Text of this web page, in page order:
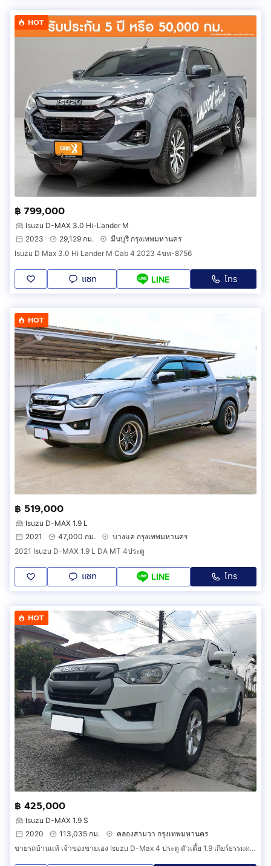
HOT
฿ 799,000
Isuzu D-MAX 3.0 Hi-Lander M
2023
29,129 กม.
มีนบุรี กรุงเทพมหานคร
Isuzu D Max 3.0 Hi Lander M Cab 4 2023 4ขห-8756
แชท LINE โทร
HOT
฿ 519,000
Isuzu D-MAX 1.9 L
2021
47,000 กม.
บางแค กรุงเทพมหานคร
2021 Isuzu D-MAX 1.9 L DA MT 4ประตู
แชท LINE โทร
HOT
฿ 425,000
Isuzu D-MAX 1.9 S
2020
113,035 กม.
คลองสามวา กรุงเทพมหานคร
ขายรถบ้านแท้ เจ้าของขายเอง Isuzu D-Max 4 ประตู ตัวเตี้ย 1.9 เกียร์ธรรมดา ปี 2020